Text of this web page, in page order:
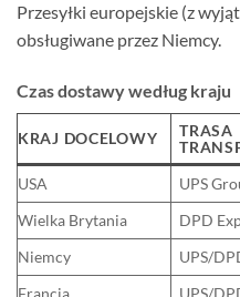
Przesyłki europejskie (z
obsługiwane przez Niemcy.
Czas dostawy według kraju
KRAJ DOCELOWY
TRASA
USA UPS
Wielka Brytania
DPD
Niemcy
UPS/
Francja
UPS/